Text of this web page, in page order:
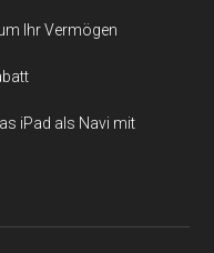
Ihr Vermögen
iPad als Navi mit